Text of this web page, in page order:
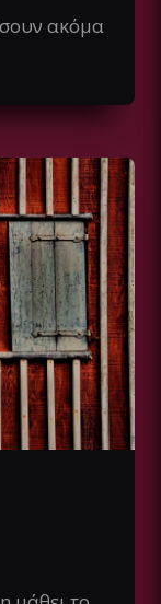
ακόμα